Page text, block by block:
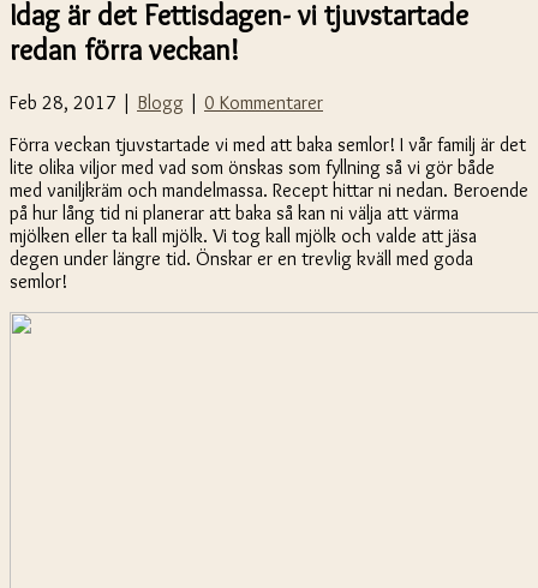
Idag är det Fettisdagen- vi tjuvstartade
redan förra veckan!
Feb 28, 2017 | Blogg | 0 Kommentarer
Förra veckan tjuvstartade vi med att baka semlor! I vår familj är det
lite olika viljor med vad som önskas som fyllning så vi gör både
med vaniljkräm och mandelmassa. Recept hittar ni nedan. Beroende
på hur lång tid ni planerar att baka så kan ni välja att värma
mjölken eller ta kall mjölk. Vi tog kall mjölk och valde att jäsa
degen under längre tid. Önskar er en trevlig kväll med goda
semlor!